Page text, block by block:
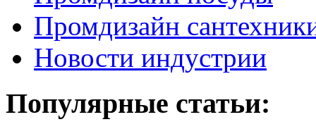
Промдизайн
Новости индустрии
Популярные статьи: